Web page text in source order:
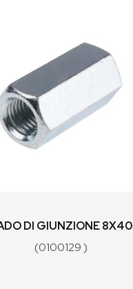
DI GIUNZIONE 8X40
(0100129 )